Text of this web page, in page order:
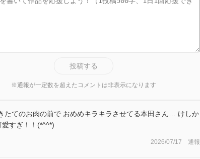
投稿する
※通報が一定数を超えたコメントは非表示になります
たてのお肉の前で おめめキラキラさせてる本田さん… けしか
すぎ！！(*^^*)
2026/07/17 通報